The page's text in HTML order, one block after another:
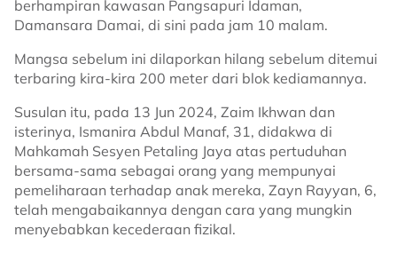
berhampiran kawasan Pangsapuri Idaman,
Damansara Damai, di sini pada jam 10 malam.
Mangsa sebelum ini dilaporkan hilang sebelum ditemui
terbaring kira-kira 200 meter dari blok kediamannya.
Susulan itu, pada 13 Jun 2024, Zaim Ikhwan dan
isterinya, Ismanira Abdul Manaf, 31, didakwa di
Mahkamah Sesyen Petaling Jaya atas pertuduhan
bersama-sama sebagai orang yang mempunyai
pemeliharaan terhadap anak mereka, Zayn Rayyan, 6,
telah mengabaikannya dengan cara yang mungkin
menyebabkan kecederaan fizikal.